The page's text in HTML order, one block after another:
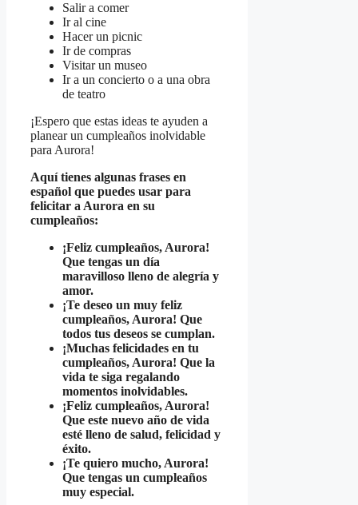
Salir a comer
Ir al cine
Hacer un picnic
Ir de compras
Visitar un museo
Ir a un concierto o a una obra
de teatro
¡Espero que estas ideas te ayuden a
planear un cumpleaños inolvidable
para Aurora!
Aquí tienes algunas frases en
español que puedes usar para
felicitar a Aurora en su
cumpleaños:
¡Feliz cumpleaños, Aurora!
Que tengas un día
maravilloso lleno de alegría y
amor.
¡Te deseo un muy feliz
cumpleaños, Aurora! Que
todos tus deseos se cumplan.
¡Muchas felicidades en tu
cumpleaños, Aurora! Que la
vida te siga regalando
momentos inolvidables.
¡Feliz cumpleaños, Aurora!
Que este nuevo año de vida
esté lleno de salud, felicidad y
éxito.
¡Te quiero mucho, Aurora!
Que tengas un cumpleaños
muy especial.